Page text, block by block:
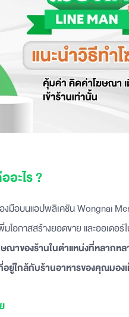
ะไร ?
องมือบนแอปพลิเคชัน Wongnai
โอกาสสร้างยอดขาย และออเดอ
ณาของร้านในตำแหน่งที่หลากห
ยู่ใกล้กับร้านอาหารของคุณมอ